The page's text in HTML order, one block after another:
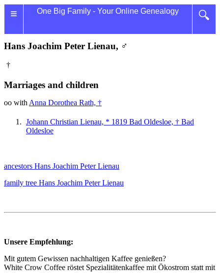
≡ 🔍
One Big Family - Your Online Genealogy
Hans Joachim Peter Lienau, ♂
†
Marriages and children
oo with Anna Dorothea Rath, †
Johann Christian Lienau, * 1819 Bad Oldesloe, † Bad
Oldesloe
ancestors Hans Joachim Peter Lienau
family tree Hans Joachim Peter Lienau
Unsere Empfehlung:
Mit gutem Gewissen nachhaltigen Kaffee genießen?
White Crow Coffee röstet Spezialitätenkaffee mit Ökostrom statt mit